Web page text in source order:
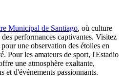
Municipal de Santiago, où culture
performances captivantes. Visitez
une observation des étoiles en
Pour les amateurs de sport, l'Estadio
une atmosphère exaltante,
et d'événements passionnants.